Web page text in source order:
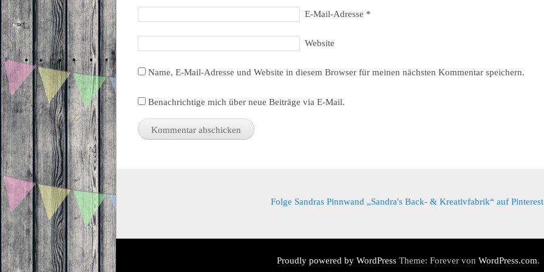
E-Mail-Adresse *
Website
Name, E-Mail-Adresse und Website in diesem Browser für meinen nächsten Kommentar speichern.
Benachrichtige mich über neue Beiträge via E-Mail.
Folge Sandras Pinnwand „Sandra's Back- & Kreativfabrik“ auf
Proudly powered by WordPressTheme: Forever von WordPress.com.